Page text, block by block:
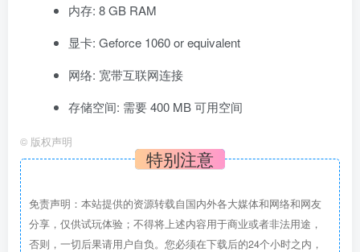
内存: 8 GB RAM
显卡: Geforce 1060 or equivalent
网络: 宽带互联网连接
存储空间: 需要 400 MB 可用空间
© 版权声明
特别注意
免责声明：本站提供的资源转载自国内外各大媒体和网络和网友
分享，仅供试玩体验；不得将上述内容用于商业或者非法用途，
否则，一切后果请用户自负。您必须在下载后的24个小时之内，